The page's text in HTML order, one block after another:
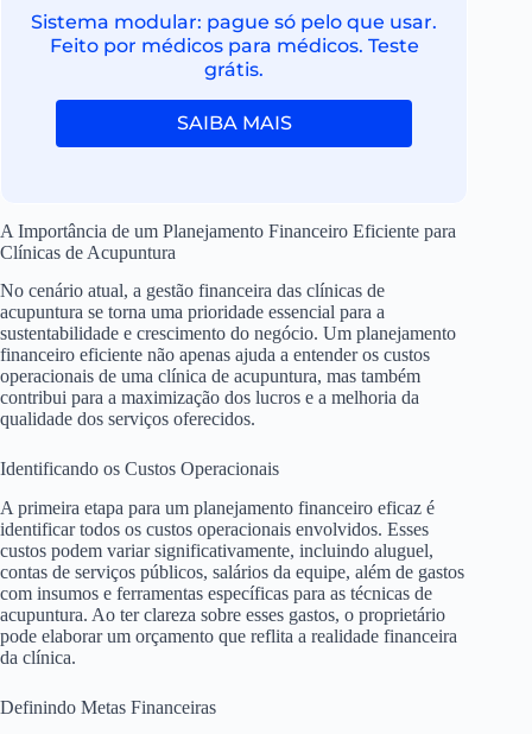
Sistema modular: pague só pelo que usar.
Feito por médicos para médicos. Teste
grátis.
SAIBA MAIS
A Importância de um Planejamento Financeiro Eficiente para
Clínicas de Acupuntura
No cenário atual, a gestão financeira das clínicas de
acupuntura se torna uma prioridade essencial para a
sustentabilidade e crescimento do negócio. Um planejamento
financeiro eficiente não apenas ajuda a entender os custos
operacionais de uma clínica de acupuntura, mas também
contribui para a maximização dos lucros e a melhoria da
qualidade dos serviços oferecidos.
Identificando os Custos Operacionais
A primeira etapa para um planejamento financeiro eficaz é
identificar todos os custos operacionais envolvidos. Esses
custos podem variar significativamente, incluindo aluguel,
contas de serviços públicos, salários da equipe, além de gastos
com insumos e ferramentas específicas para as técnicas de
acupuntura. Ao ter clareza sobre esses gastos, o proprietário
pode elaborar um orçamento que reflita a realidade financeira
da clínica.
Definindo Metas Financeiras